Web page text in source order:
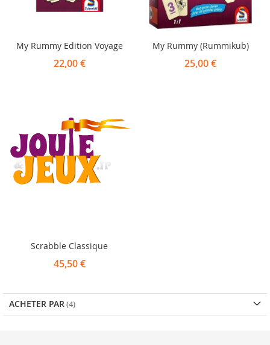
My Rummy Edition Voyage
22,00 €
My Rummy (Rummikub)
25,00 €
Scrabble Classique
45,50 €
ACHETER PAR